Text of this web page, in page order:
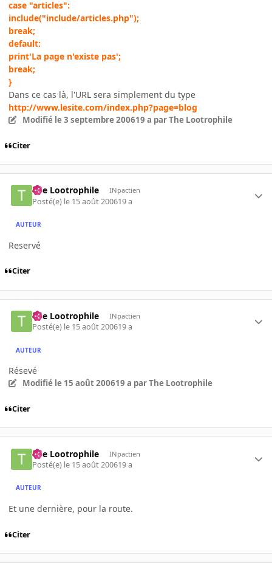
case "articles":
include("include/articles.php");
break;
default:
print'La page n'existe pas';
break;
}
Dans ce cas là, l'URL sera simplement du type
http://www.lesite.com/index.php?page=blog
Modifié le 3 septembre 200619 a par The Lootrophile
Citer
The Lootrophile INpactien
Posté(e) le 15 août 200619 a
AUTEUR
Reservé
Citer
The Lootrophile INpactien
Posté(e) le 15 août 200619 a
AUTEUR
Résevé
Modifié le 15 août 200619 a par The Lootrophile
Citer
The Lootrophile INpactien
Posté(e) le 15 août 200619 a
AUTEUR
Et une dernière, pour la route.
Citer